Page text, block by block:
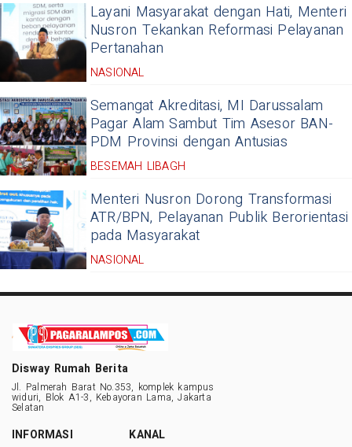
Layani Masyarakat dengan Hati, Menteri
Nusron Tekankan Reformasi Pelayanan
Pertanahan
NASIONAL
Semangat Akreditasi, MI Darussalam
Pagar Alam Sambut Tim Asesor BAN-
PDM Provinsi dengan Antusias
BESEMAH LIBAGH
Menteri Nusron Dorong Transformasi
ATR/BPN, Pelayanan Publik Berorientasi
pada Masyarakat
NASIONAL
Disway Rumah Berita
Jl. Palmerah Barat No.353, komplek kampus
widuri, Blok A1-3, Kebayoran Lama, Jakarta
Selatan
INFORMASI
KANAL